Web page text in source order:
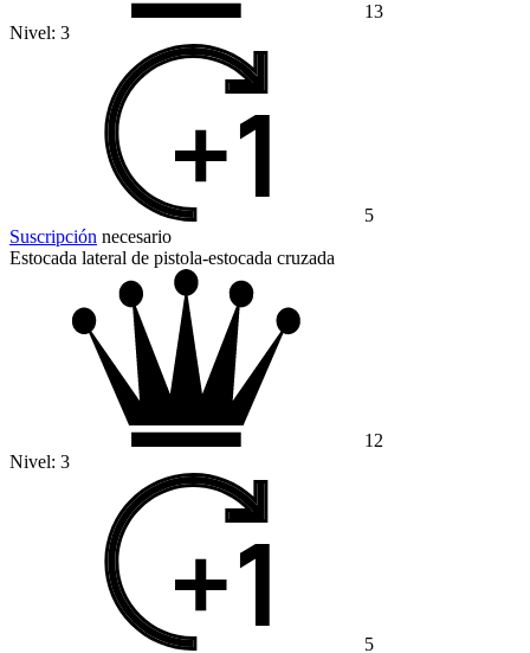
13
Nivel: 3
5
Suscripción necesario
Estocada lateral de pistola-estocada cruzada
12
Nivel: 3
5